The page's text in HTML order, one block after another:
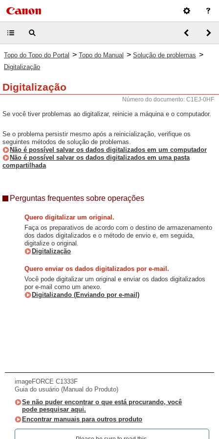
Topo do Topo do Portal > Topo do Manual > Solução de problemas >
Digitalização
Digitalização
Número do documento: C1EJ-0HF
Se você tiver problemas ao digitalizar, reinicie a máquina e o computador.
Se o problema persistir mesmo após a reinicialização, verifique os
seguintes métodos de solução de problemas.
Não é possível salvar os dados digitalizados em um computador
Não é possível salvar os dados digitalizados em uma pasta
compartilhada
Perguntas frequentes sobre operações
Quero digitalizar um original.
Faça os preparativos de acordo com o destino de armazenamento
dos dados digitalizados e o método de envio e, em seguida,
digitalize o original.
Digitalização
Quero enviar os dados digitalizados por e-mail.
Você pode digitalizar um original e enviar os dados digitalizados
por e-mail como um anexo.
Digitalizando (Enviando por e-mail)
imageFORCE C1333F
Guia do usuário (Manual do Produto)
Se não puder encontrar o que está procurando, você
pode pesquisar aqui.
Encontrar manuais para outros produto